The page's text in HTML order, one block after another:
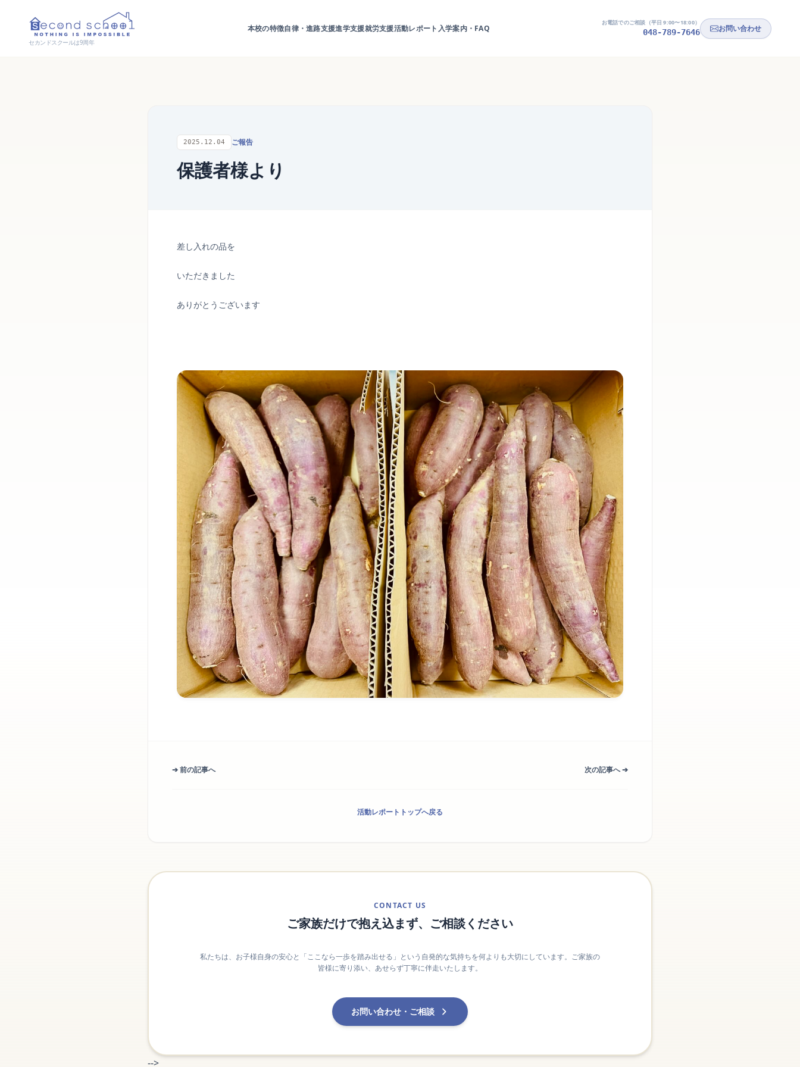
セカンドスクールは9周年
本校の特徴自律・進路支援進学支援就労支援活動レポート 入学案内・FAQ
お電話でのご相談（平日 9:00〜18:00）
048-789-7646 お問い合わせ
2025.12.04 ご報告
保護者様より
差し入れの品を
いただきました
ありがとうございます
➔ 前の記事へ 次の記事へ ➔
活動レポートトップへ戻る
CONTACT US
ご家族だけで抱え込まず、ご相談ください
私たちは、お子様自身の安心と「ここなら一歩を踏み出せる」という自発的な気持ちを何よりも大切にしています。ご家族の
皆様に寄り添い、あせらず丁寧に伴走いたします。
お問い合わせ・ご相談
-->